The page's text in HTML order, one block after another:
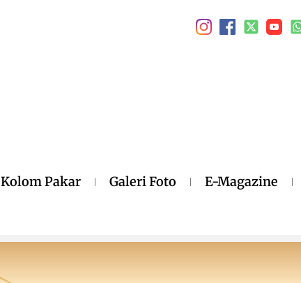
Kolom Pakar Galeri Foto E-Magazine